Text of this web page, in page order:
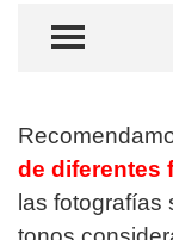
de diferentes
las fotografías